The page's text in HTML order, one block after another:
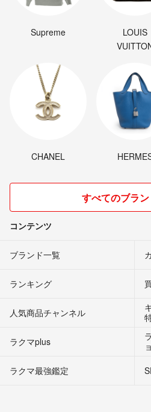
Supreme
LOUIS
CHANEL
すべてのブラ
コンテンツ
ブランド一覧
ランキング
人気商品チャンネル
ラクマplus
ラクマ最強鑑定